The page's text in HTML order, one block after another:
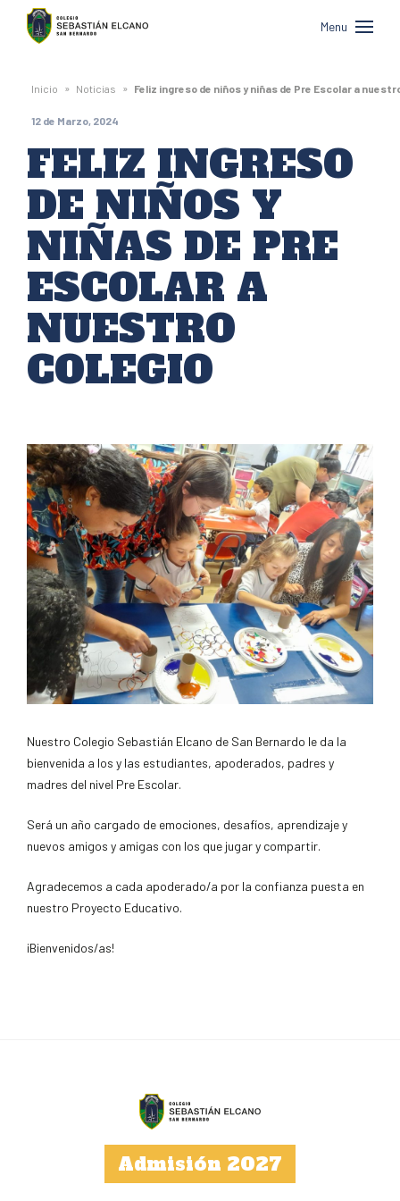
Colegio
Sebastián
Elcano
de
San
Bernardo
Menu
Inicio » Noticias » Feliz ingreso de niños y niñas de Pre Escolar a
12 de Marzo, 2024
FELIZ INGRESO
DE NIÑOS Y
NIÑAS DE PRE
ESCOLAR A
NUESTRO
COLEGIO
Nuestro Colegio Sebastián Elcano de San Bernardo le da la
bienvenida a los y las estudiantes, apoderados, padres y
madres del nivel Pre Escolar.
Será un año cargado de emociones, desafíos, aprendizaje y
nuevos amigos y amigas con los que jugar y compartir.
Agradecemos a cada apoderado/a por la confianza puesta en
nuestro Proyecto Educativo.
¡Bienvenidos/as!
Admisión 2027